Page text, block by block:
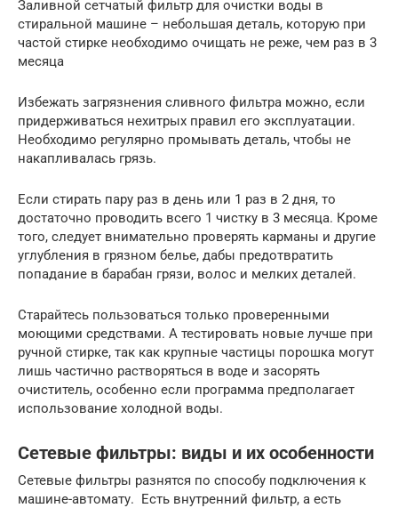
Заливной сетчатый фильтр для очистки воды в
стиральной машине – небольшая деталь, которую при
частой стирке необходимо очищать не реже, чем раз в 3
месяца
Избежать загрязнения сливного фильтра можно, если
придерживаться нехитрых правил его эксплуатации.
Необходимо регулярно промывать деталь, чтобы не
накапливалась грязь.
Если стирать пару раз в день или 1 раз в 2 дня, то
достаточно проводить всего 1 чистку в 3 месяца. Кроме
того, следует внимательно проверять карманы и другие
углубления в грязном белье, дабы предотвратить
попадание в барабан грязи, волос и мелких деталей.
Старайтесь пользоваться только проверенными
моющими средствами. А тестировать новые лучше при
ручной стирке, так как крупные частицы порошка могут
лишь частично растворяться в воде и засорять
очиститель, особенно если программа предполагает
использование холодной воды.
Сетевые фильтры: виды и их особенности
Сетевые фильтры разнятся по способу подключения к
машине-автомату. Есть внутренний фильтр, а есть